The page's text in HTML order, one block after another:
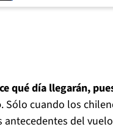
qué día llegarán,
. Sólo cuando los
antecedentes del